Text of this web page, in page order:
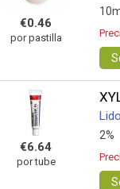
€0.46
por pastilla
€6.64
por tube
2%